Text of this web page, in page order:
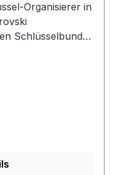
Organisierer in
Schlüsselbund
abnehmbar Über